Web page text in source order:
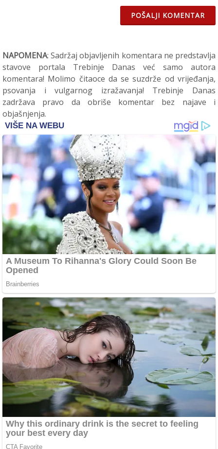
POŠALJI KOMENTAR
NAPOMENA: Sadržaj objavljenih komentara ne predstavlja
stavove portala Trebinje Danas već samo autora
komentara! Molimo čitaoce da se suzdrže od vrijeđanja,
psovanja i vulgarnog izražavanja! Trebinje Danas
zadržava pravo da obriše komentar bez najave i
objašnjenja.